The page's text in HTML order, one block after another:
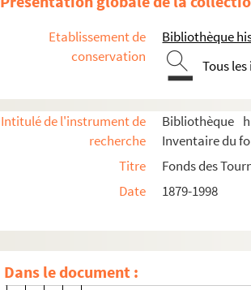
Etablissement de
conservation
Bibliothèque
Tous
Intitulé de l'instrument de
recherche
Bibliothèque
Inventaire du
Titre
Fonds des
Date
1879-1998
Dans le document :
Tutelles et partenariats
Finances
Personnel
Convention collective
Dossiers individuels
4-TFS-015-0908. Lettres de
8-TFS-015-0486. Fiches
2-TFS-015-0041. Lettre B